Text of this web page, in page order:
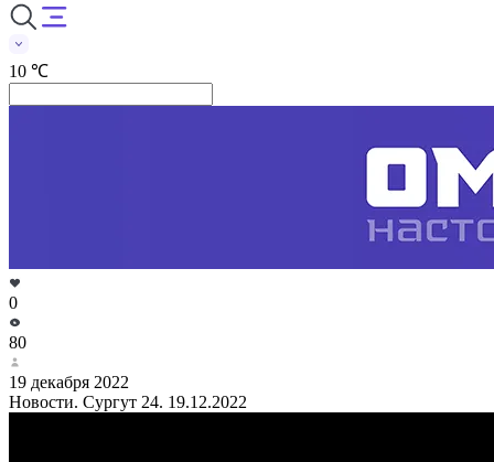
10 ℃
0
80
19 декабря 2022
Новости. Сургут 24. 19.12.2022